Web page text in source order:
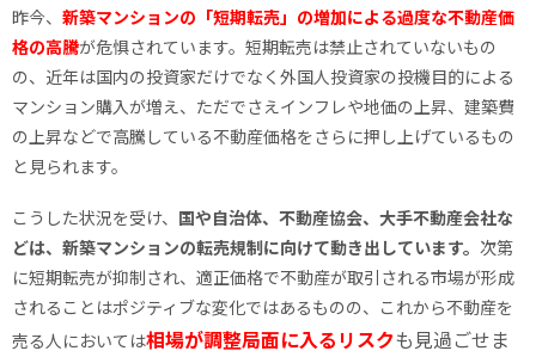
昨今、 新築マンションの「短期転売」の増加による過度な不動産価
格の高騰が危惧されています。短期転売は禁止されていないもの
の、近年は国内の投資家だけでなく外国人投資家の投機目的による
マンション購入が増え、ただでさえインフレや地価の上昇、建築費
の上昇などで高騰している不動産価格をさらに押し上げているもの
と見られます。
こうした状況を受け、 国や自治体、不動産協会、大手不動産会社な
どは、新築マンションの転売規制に向けて動き出しています。 次第
に短期転売が抑制され、適正価格で不動産が取引される市場が形成
されることはポジティブな変化ではあるものの、これから不動産を
売る人においては相場が調整局面に入るリスクも見過ごせま